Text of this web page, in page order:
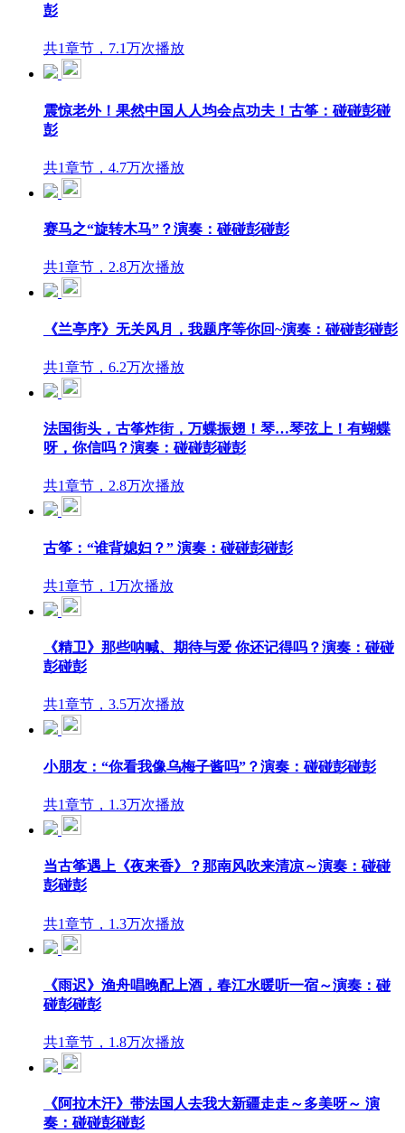
彭
共1章节，7.1万次播放
震惊老外！果然中国人人均会点功夫！古筝：碰碰彭碰
彭
共1章节，4.7万次播放
赛马之“旋转木马”？演奏：碰碰彭碰彭
共1章节，2.8万次播放
《兰亭序》无关风月，我题序等你回~演奏：碰碰彭碰彭
共1章节，6.2万次播放
法国街头，古筝炸街，万蝶振翅！琴…琴弦上！有蝴蝶
呀，你信吗？演奏：碰碰彭碰彭
共1章节，2.8万次播放
古筝：“谁背媳妇？” 演奏：碰碰彭碰彭
共1章节，1万次播放
《精卫》那些呐喊、期待与爱 你还记得吗？演奏：碰碰
彭碰彭
共1章节，3.5万次播放
小朋友：“你看我像乌梅子酱吗”？演奏：碰碰彭碰彭
共1章节，1.3万次播放
当古筝遇上《夜来香》？那南风吹来清凉～演奏：碰碰
彭碰彭
共1章节，1.3万次播放
《雨迟》渔舟唱晚配上酒，春江水暖听一宿～演奏：碰
碰彭碰彭
共1章节，1.8万次播放
《阿拉木汗》带法国人去我大新疆走走～多美呀～ 演
奏：碰碰彭碰彭